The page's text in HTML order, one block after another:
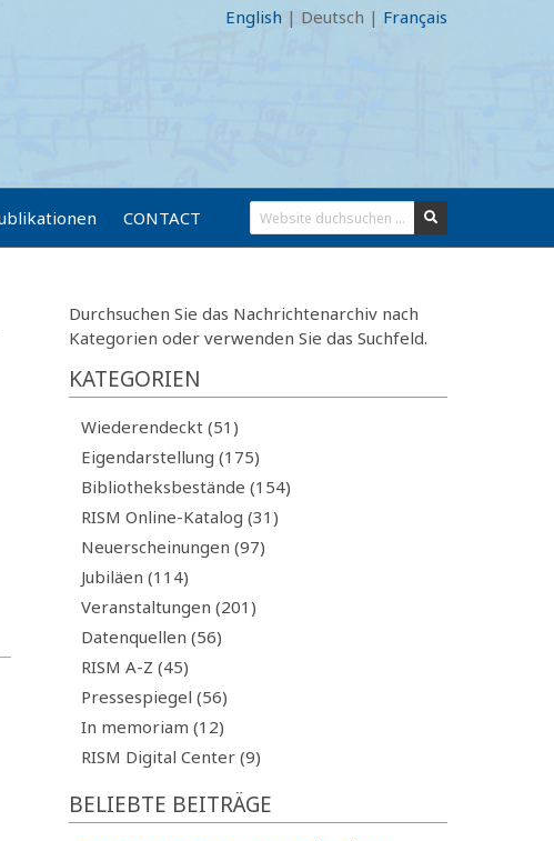
English | Deutsch | Français
CONTACT
Durchsuchen Sie das Nachrichtenarchiv nach
Kategorien oder verwenden Sie das Suchfeld.
KATEGORIEN
Wiederendeckt (51)
Eigendarstellung (175)
Bibliotheksbestände (154)
RISM Online-Katalog (31)
Neuerscheinungen (97)
Jubiläen (114)
Veranstaltungen (201)
Datenquellen (56)
RISM A-Z (45)
Pressespiegel (56)
In memoriam (12)
RISM Digital Center (9)
BELIEBTE BEITRÄGE